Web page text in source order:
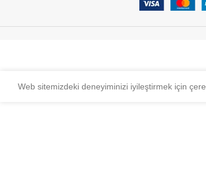
Web sitemizdeki deneyiminizi iyileştirmek için